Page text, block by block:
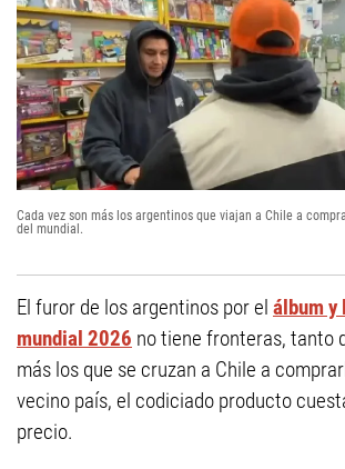
Cada vez son más los argentinos que viajan a Chile a
del mundial.
El furor de los argentinos por el álbum
mundial 2026 no tiene fronteras, tanto
más los que se cruzan a Chile a
vecino país, el codiciado producto
precio.